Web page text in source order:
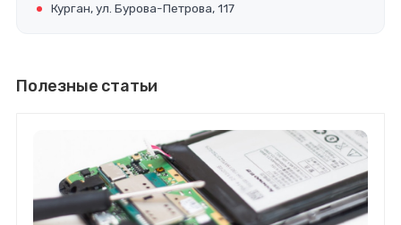
Курган, ул. Бурова-Петрова, 117
Полезные статьи